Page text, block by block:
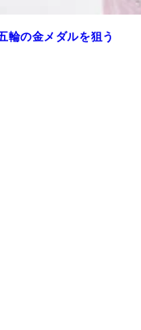
輪の金メダルを狙う